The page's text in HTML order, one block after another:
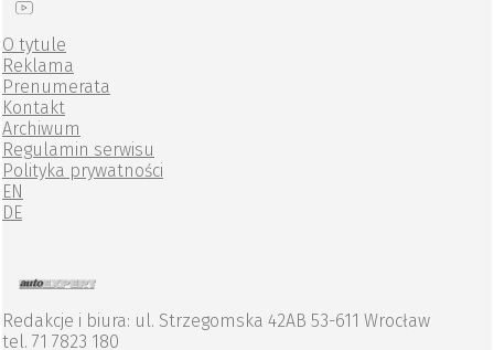
O tytule
Reklama
Prenumerata
Kontakt
Archiwum
Regulamin serwisu
Polityka prywatności
EN
DE
Redakcje i biura: ul. Strzegomska 42AB 53-611 Wrocław
tel. 71 7823 180